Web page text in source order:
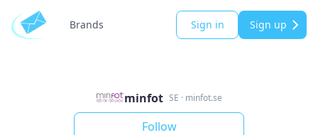
Brands Sign in Sign up
minfot SE · minfot.se
Follow